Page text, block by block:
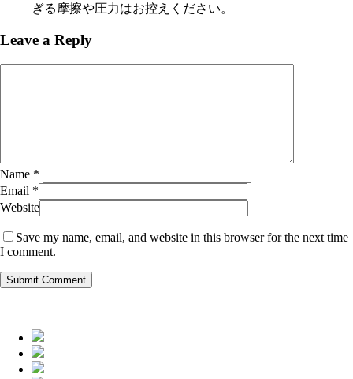
ぎる摩擦や圧力はお控えください。
Leave a Reply
Name *
Email *
Website
Save my name, email, and website in this browser for the next time
I comment.